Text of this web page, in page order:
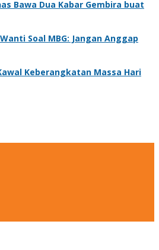
Bawa Dua Kabar Gembira buat
Soal MBG: Jangan Anggap
Keberangkatan Massa Hari